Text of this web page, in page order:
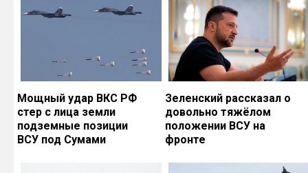
Мощный удар ВКС РФ
стер с лица земли
подземные позиции
ВСУ под Сумами
Зеленский рассказал о
довольно тяжёлом
положении ВСУ на
фронте